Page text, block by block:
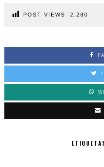
POST VIEWS: 2.280